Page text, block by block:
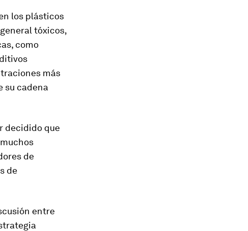
los plásticos
tóxicos,
como
más
su cadena
decidido que
de
de
entre